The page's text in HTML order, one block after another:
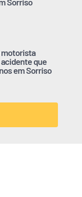
Sorriso
motorista
que
em Sorriso